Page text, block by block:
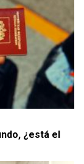
¿está el